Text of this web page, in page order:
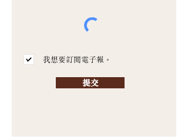
我想要訂閱電子報。
提交